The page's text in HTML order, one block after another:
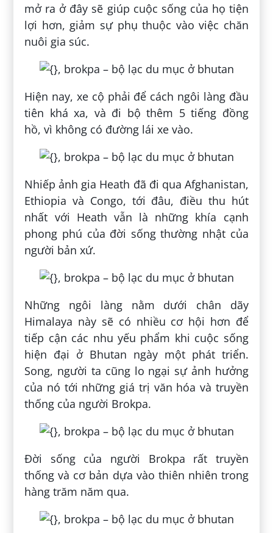
mở ra ở đây sẽ giúp cuộc sống của họ tiện
lợi hơn, giảm sự phụ thuộc vào việc chăn
nuôi gia súc.
Hiện nay, xe cộ phải để cách ngôi làng đầu
tiên khá xa, và đi bộ thêm 5 tiếng đồng
hồ, vì không có đường lái xe vào.
Nhiếp ảnh gia Heath đã đi qua Afghanistan,
Ethiopia và Congo, tới đâu, điều thu hút
nhất với Heath vẫn là những khía cạnh
phong phú của đời sống thường nhật của
người bản xứ.
Những ngôi làng nằm dưới chân dãy
Himalaya này sẽ có nhiều cơ hội hơn để
tiếp cận các nhu yếu phẩm khi cuộc sống
hiện đại ở Bhutan ngày một phát triển.
Song, người ta cũng lo ngại sự ảnh hưởng
của nó tới những giá trị văn hóa và truyền
thống của người Brokpa.
Đời sống của người Brokpa rất truyền
thống và cơ bản dựa vào thiên nhiên trong
hàng trăm năm qua.